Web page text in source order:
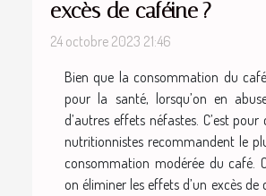
excès de caféine ?
24 octobre 2023 21:46
Bien que la consommation du
pour la santé, lorsqu’on en
d’autres effets néfastes. C’est
nutritionnistes recommandent le
consommation modérée du café.
on éliminer les effets d’un excès de